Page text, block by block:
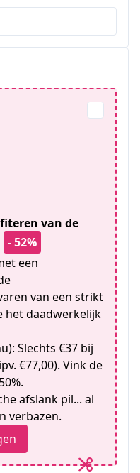
van de
- 52%
een
van een strikt
het daadwerkelijk
Slechts €37 bij
€77,00). Vink de
afslank pil... al
verbazen.